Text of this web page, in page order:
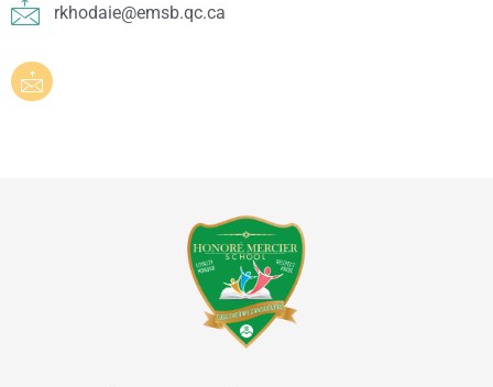
rkhodaie@emsb.qc.ca